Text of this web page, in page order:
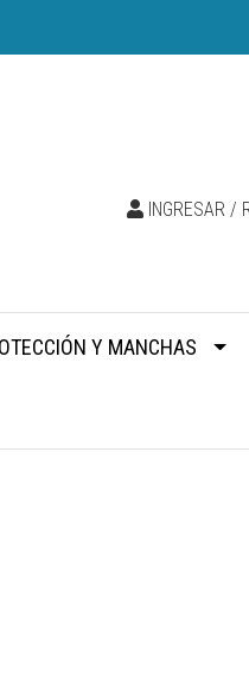
INGRESAR /
Y MANCHAS